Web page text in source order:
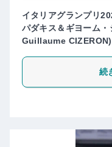
イタリアグランプリ
パダキス＆ギヨーム
Guillaume CIZERON)
続